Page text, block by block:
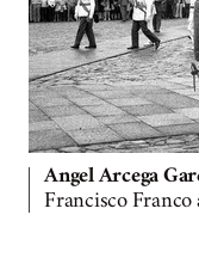
Angel Arcega
Francisco Franco